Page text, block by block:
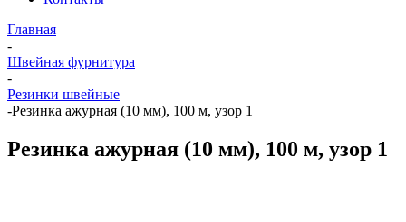
Главная
-
Швейная фурнитура
-
Резинки швейные
-Резинка ажурная (10 мм), 100 м, узор 1
Резинка ажурная (10 мм), 100 м, узор 1